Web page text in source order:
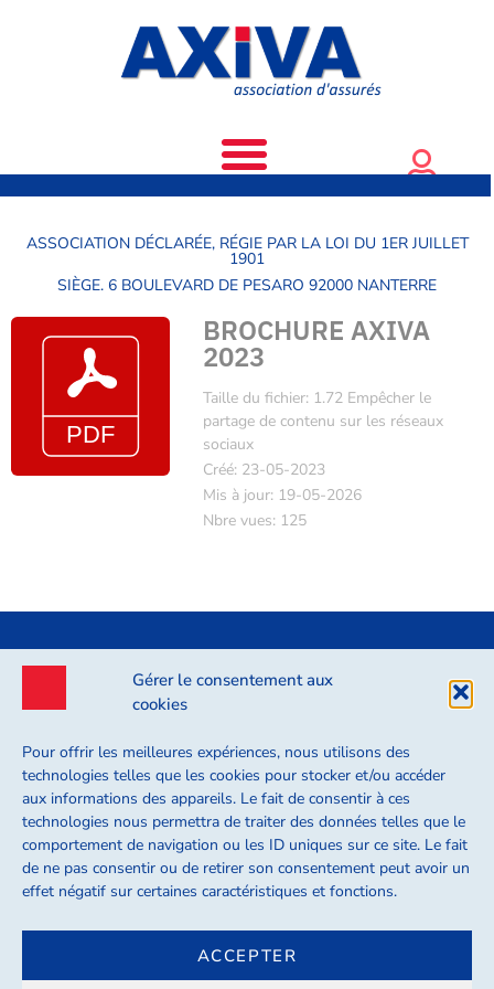
Gérer le consentement aux
cookies
Pour offrir les meilleures expériences, nous utilisons des
technologies telles que les cookies pour stocker et/ou accéder
aux informations des appareils. Le fait de consentir à ces
technologies nous permettra de traiter des données telles que le
comportement de navigation ou les ID uniques sur ce site. Le fait
de ne pas consentir ou de retirer son consentement peut avoir un
effet négatif sur certaines caractéristiques et fonctions.
ACCEPTER
ASSOCIATION DÉCLARÉE, RÉGIE PAR LA LOI DU 1ER JUILLET
1901
SIÈGE. 6 BOULEVARD DE PESARO 92000 NANTERRE
BROCHURE AXIVA
2023
Taille du fichier: 1.72 Empêcher le
partage de contenu sur les réseaux
sociaux
Créé: 23-05-2023
Mis à jour: 19-05-2026
Nbre vues: 125
6 Boulevard de Pesaro 92000 Nanterre
contact@axiva.org